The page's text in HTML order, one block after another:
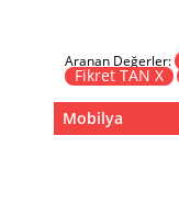
Zigon
Aranan Değerler:
Fikret TAN X
Mobilya